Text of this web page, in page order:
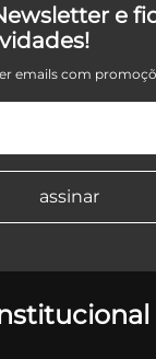
e
emails com